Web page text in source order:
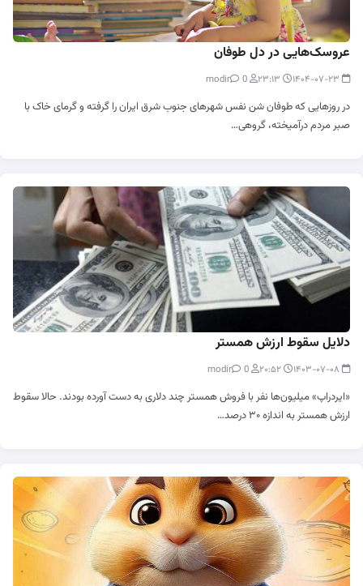
عروسک‌هایی در دل طوفان
0
در روزهایی که طوفان شن نفس شهرهای جنوب شرق ایران را گرفته و گرمای خاک با
صبر مردم درآمیخته، گروهی…
دلایل سقوط ارزش همستر
0
«ایردراپ» میلیون‌ها نفر با فروش همستر چند دلاری به دست آورده بودند. حالا سقوط
ارزش همستر به اندازه ۳۰ درصد…